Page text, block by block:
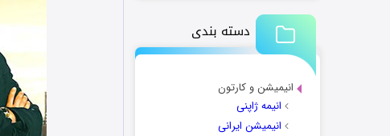
دسته بندی
انیمیشن و کارتون
انیمه ژاپنی
انیمیشن ایرانی